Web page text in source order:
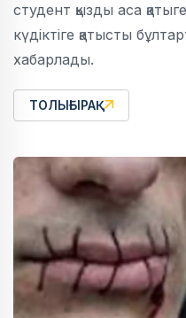
студент қызды аса
күдіктіге қатысты
хабарлады.
ТОЛЫҒЫРАҚ